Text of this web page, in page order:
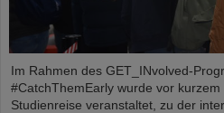
Im Rahmen des GET_INvolved-
#CatchThemEarly wurde vor
Studienreise veranstaltet, zu der